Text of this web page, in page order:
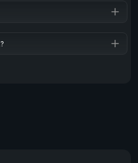
benefícios, como pontos
conteúdo VIP, teste
com múltiplos ângulos de